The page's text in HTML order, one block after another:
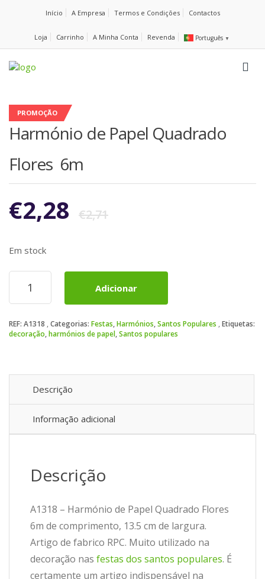
Início A Empresa Termos e Condições Contactos
Loja Carrinho A Minha Conta Revenda Português ▼
PROMOÇÃO
Harmónio de Papel Quadrado
Flores 6m
€2,71
€2,28
Em stock
Quantidade
Harmónio
Papel
Quadrado
Adicionar
REF: A1318 Categorias: Festas,Harmónios,Santos Populares Etiquetas:
decoração,harmónios de papel,Santos populares
Descrição
Informação adicional
Descrição
A1318 – Harmónio de Papel Quadrado Flores
6m de comprimento, 13.5 cm de largura.
Artigo de fabrico RPC. Muito utilizado na
decoração nas festas dos santos populares. É
certamente um artigo indispensável na